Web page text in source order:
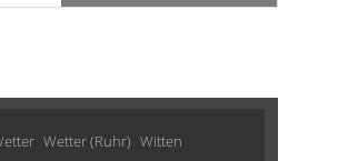
Wetter (Ruhr) Witten